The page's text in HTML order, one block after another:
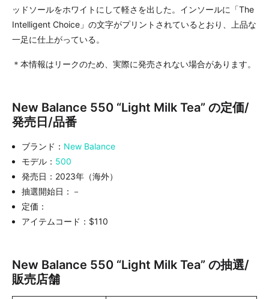
ッドソールをホワイトにして軽さを出した。インソールに「The
Intelligent Choice」の文字がプリントされているとおり、上品な
一足に仕上がっている。
＊本情報はリークのため、実際に発売されない場合があります。
New Balance 550 “Light Milk Tea” の定価/
発売日/品番
ブランド： New Balance
モデル： 500
発売日：2023年（海外）
抽選開始日：－
定価：
アイテムコード：$110
New Balance 550 “Light Milk Tea” の抽選/
販売店舗